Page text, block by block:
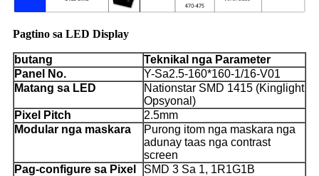
Pagtino sa LED Display
butang
Teknikal nga Parameter
Panel No.
Y-Sa2.5-160*160-1/16-V01
Matang sa LED
Nationstar SMD 1415 (Kinglight
Opsyonal)
Pixel Pitch
2.5mm
Modular nga maskara
Purong itom nga maskara nga
adunay taas nga contrast
screen
Pag-configure sa Pixel
SMD 3 Sa 1, 1R1G1B